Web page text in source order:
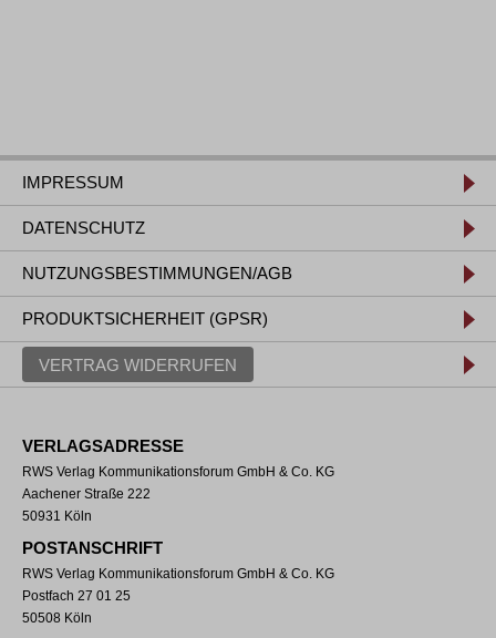
IMPRESSUM
DATENSCHUTZ
NUTZUNGSBESTIMMUNGEN/AGB
PRODUKTSICHERHEIT (GPSR)
VERTRAG WIDERRUFEN
VERLAGSADRESSE
RWS Verlag Kommunikationsforum GmbH & Co. KG
Aachener Straße 222
50931 Köln
POSTANSCHRIFT
RWS Verlag Kommunikationsforum GmbH & Co. KG
Postfach 27 01 25
50508 Köln